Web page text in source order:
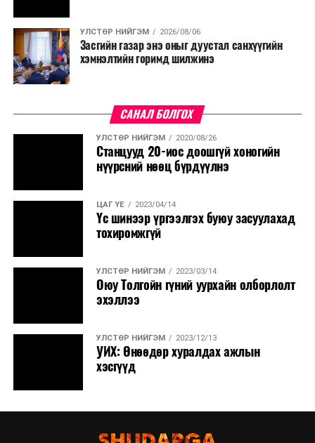
Төсвийн сахилга бат сайжирч, эдийн засгийн нөхцөл
байдал хэвийн болсон тохиолдолд эдгээр
хязгаарлалтыг үе шаттайгаар сулруулах юм.
УЛСТӨР НИЙГЭМ 2026/08/06
Засгийн газар энэ оныг дуустал санхүүгийн
хэмнэлтийн горимд шилжинэ
САНАЛ БОЛГОХ
УЛСТӨР НИЙГЭМ 2020/08/26
Станцууд 20-иос доошгүй хоногийн
нүүрсний нөөц бүрдүүлнэ
ЦАГ ҮЕ 2023/04/14
Үс шинээр үргээлгэх буюу засуулахад
тохиромжгүй
УЛСТӨР НИЙГЭМ 2023/03/14
Оюу Толгойн гүний уурхайн олборлолт
эхэллээ
УЛСТӨР НИЙГЭМ 2023/12/13
УИХ: Өнөөдөр хуралдах ажлын
хэсгүүд